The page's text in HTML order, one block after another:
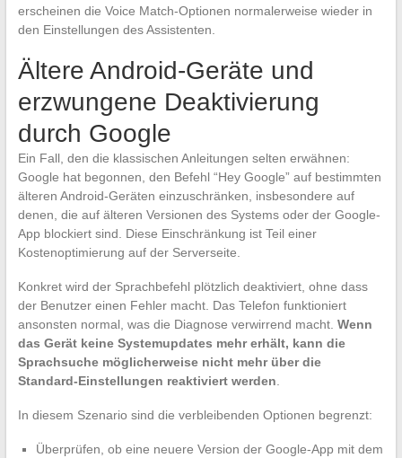
erscheinen die Voice Match-Optionen normalerweise wieder in
den Einstellungen des Assistenten.
Ältere Android-Geräte und
erzwungene Deaktivierung
durch Google
Ein Fall, den die klassischen Anleitungen selten erwähnen:
Google hat begonnen, den Befehl “Hey Google” auf bestimmten
älteren Android-Geräten einzuschränken, insbesondere auf
denen, die auf älteren Versionen des Systems oder der Google-
App blockiert sind. Diese Einschränkung ist Teil einer
Kostenoptimierung auf der Serverseite.
Konkret wird der Sprachbefehl plötzlich deaktiviert, ohne dass
der Benutzer einen Fehler macht. Das Telefon funktioniert
ansonsten normal, was die Diagnose verwirrend macht. Wenn
das Gerät keine Systemupdates mehr erhält, kann die
Sprachsuche möglicherweise nicht mehr über die
Standard-Einstellungen reaktiviert werden
In diesem Szenario sind die verbleibenden Optionen begrenzt:
Überprüfen, ob eine neuere Version der Google-App mit dem